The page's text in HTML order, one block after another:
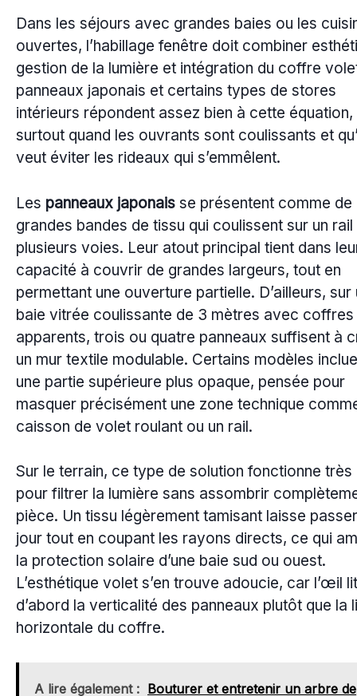
Dans les séjours avec grandes baies ou les
ouvertes, l’habillage fenêtre doit combiner
gestion de la lumière et intégration du coffre
panneaux japonais et certains types de stores
intérieurs répondent assez bien à cette équation,
surtout quand les ouvrants sont coulissants et
veut éviter les rideaux qui s’emmêlent.
Les panneaux japonais se présentent comme de
grandes bandes de tissu qui coulissent sur un rail
plusieurs voies. Leur atout principal tient dans
capacité à couvrir de grandes largeurs, tout en
permettant une ouverture partielle. D’ailleurs, sur
baie vitrée coulissante de 3 mètres avec coffres
apparents, trois ou quatre panneaux suffisent à
un mur textile modulable. Certains modèles
une partie supérieure plus opaque, pensée pour
masquer précisément une zone technique
caisson de volet roulant ou un rail.
Sur le terrain, ce type de solution fonctionne très
pour filtrer la lumière sans assombrir
pièce. Un tissu légèrement tamisant laisse
jour tout en coupant les rayons directs, ce qui
la protection solaire d’une baie sud ou ouest.
L’esthétique volet s’en trouve adoucie, car l’œil lit
d’abord la verticalité des panneaux plutôt que la
horizontale du coffre.
A lire également : Bouturer et entretenir un arbre de